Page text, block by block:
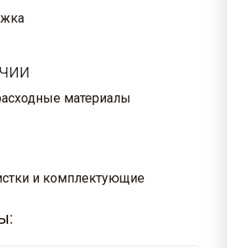
материалы
и комплектующие